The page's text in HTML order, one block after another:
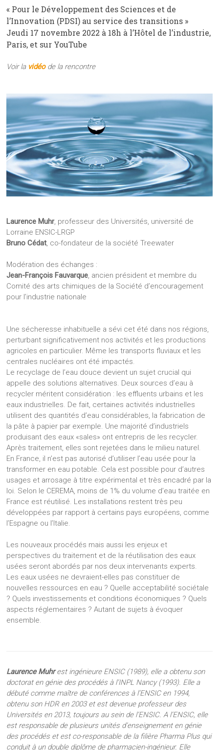
« Pour le Développement des Sciences et de
l’Innovation (PDSI) au service des transitions »
Jeudi 17 novembre 2022 à 18h à l’Hôtel de l’industrie,
Paris, et sur YouTube
Voir la vidéode la rencontre
Laurence Muhr, professeur des Universités, université de
Lorraine ENSIC-LRGP
Bruno Cédat, co-fondateur de la société Treewater
Modération des échanges :
Jean-François Fauvarque, ancien président et membre du
Comité des arts chimiques de la Société d’encouragement
pour l’industrie nationale
Une sécheresse inhabituelle a sévi cet été dans nos régions,
perturbant significativement nos activités et les productions
agricoles en particulier. Même les transports fluviaux et les
centrales nucléaires ont été impactés.
Le recyclage de l’eau douce devient un sujet crucial qui
appelle des solutions alternatives. Deux sources d’eau à
recycler méritent considération : les effluents urbains et les
eaux industrielles. De fait, certaines activités industrielles
utilisent des quantités d’eau considérables, la fabrication de
la pâte à papier par exemple. Une majorité d’industriels
produisant des eaux «sales» ont entrepris de les recycler.
Après traitement, elles sont rejetées dans le milieu naturel.
En France, il n’est pas autorisé d’utiliser l’eau usée pour la
transformer en eau potable. Cela est possible pour d’autres
usages et arrosage à titre expérimental et très encadré par la
loi. Selon le CEREMA, moins de 1% du volume d’eau traitée en
France est réutilisé. Les installations restent très peu
développées par rapport à certains pays européens, comme
l’Espagne ou l’Italie.
Les nouveaux procédés mais aussi les enjeux et
perspectives du traitement et de la réutilisation des eaux
usées seront abordés par nos deux intervenants experts.
Les eaux usées ne devraient-elles pas constituer de
nouvelles ressources en eau ? Quelle acceptabilité sociétale
? Quels investissements et conditions économiques ? Quels
aspects réglementaires ? Autant de sujets à évoquer
ensemble.
Laurence Muhrest ingénieure ENSIC (1989), elle a obtenu son
doctorat en génie des procédés à l’INPL Nancy (1993). Elle a
débuté comme maître de conférences à l’ENSIC en 1994,
obtenu son HDR en 2003 et est devenue professeur des
Universités en 2013, toujours au sein de l’ENSIC. A l’ENSIC, elle
est responsable de plusieurs unités d’enseignement en génie
des procédés et est co-responsable de la filière Pharma Plus qui
conduit à un double diplôme de pharmacien-ingénieur. Elle